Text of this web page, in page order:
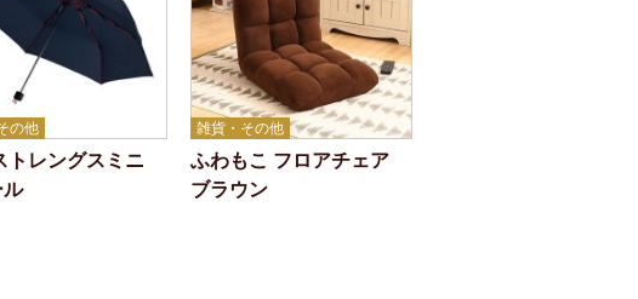
の他
トレングスミニ
雑貨・その他
ふわもこ フロアチェア
ブラウン